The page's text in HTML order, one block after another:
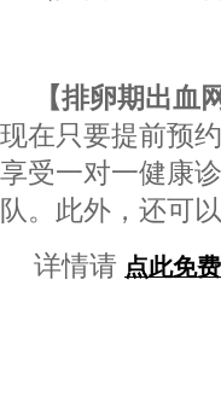
【排卵期出血
现在只要提前预
享受一对一健康
队。此外，还可
详情请 点此免